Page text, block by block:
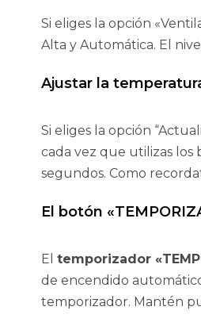
Si eliges la opción
Alta y Automática. El
Ajustar la
Si eliges la opción
cada vez que utilizas los
segundos. Como
El botón
El temporizador
de encendido
temporizador. Mantén